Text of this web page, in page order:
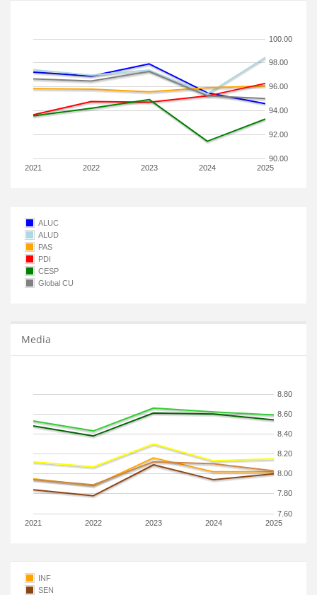
2021 2022 2023 2024 2025
90.00
92.00
94.00
96.00
98.00
100.00
ALUC
ALUD
PAS
PDI
CESP
Global CU
Media
2021 2022 2023 2024 2025
7.60
7.80
8.00
8.20
8.40
8.60
8.80
INF
SEN